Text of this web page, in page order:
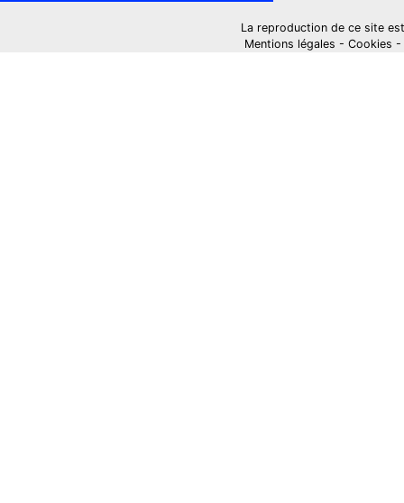
La reproduction de ce site
Mentions légales - Cookies -